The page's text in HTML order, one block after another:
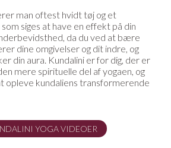
man oftest hvidt tøj og et
siges at have en effekt på din
da du ved at bære
dine omgivelser og dit indre, og
din aura. Kundalini er for dig, der er
mere spirituelle del af yogaen, og
opleve kundaliens transformerende
YOGA VIDEOER